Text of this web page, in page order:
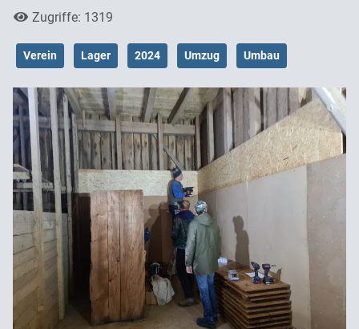
Zugriffe: 1319
Verein Lager 2024 Umzug Umbau